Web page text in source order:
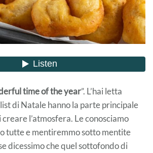
time of the year”. L’hai letta
di Natale hanno la parte principale
l’atmosfera. Le conosciamo
tutte e mentiremmo sotto mentite
dicessimo che quel sottofondo di